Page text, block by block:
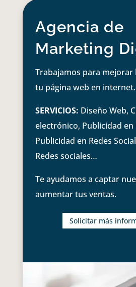
Agencia de
Marketing
Trabajamos para mejorar
tu página web en internet.
SERVICIOS: Diseño Web,
electrónico, Publicidad en
Publicidad en Redes
Redes sociales…
Te ayudamos a captar
aumentar tus ventas.
Solicitar más